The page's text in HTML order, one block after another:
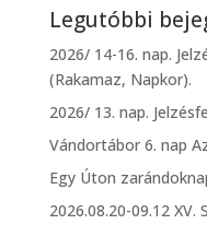
Legutóbbi
2026/ 14-16. nap.
(Rakamaz, Napkor).
2026/ 13. nap.
Vándortábor 6. nap
Egy Úton
2026.08.20-09.12